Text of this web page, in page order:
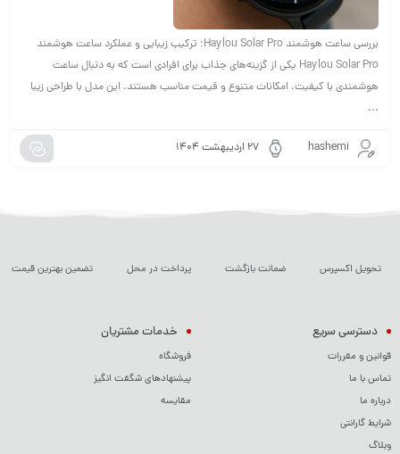
بررسی ساعت هوشمند Haylou Solar Pro؛ ترکیب زیبایی و عملکرد ساعت هوشمند
Haylou Solar Pro یکی از گزینه‌های جذاب برای افرادی است که به دنبال ساعت
هوشمندی با کیفیت، امکانات متنوع و قیمت مناسب هستند. این مدل با طراحی زیبا
...
hashemi ۲۷ اردیبهشت ۱۴۰۴
تحویل اکسپرس ضمانت بازگشت پرداخت در محل تضمین بهترین قیمت
دسترسی سریع
قوانین و مقررات
تماس با ما
درباره ما
شرایط گارانتی
وبلاگ
خدمات مشتریان
فروشگاه
پیشنهادهای شگفت انگیز
مقایسه